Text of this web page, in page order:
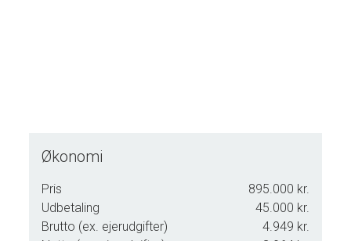
Økonomi
Pris
895.000 kr.
Udbetaling
45.000 kr.
Brutto (ex. ejerudgifter)
4.949 kr.